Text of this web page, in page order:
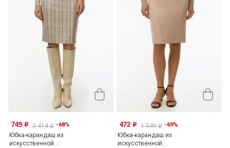
749 o 2 414o -68%
Юбка-карандаш из
искусственной...
472 o 1 549o -69%
Юбка-карандаш из
искусственной...